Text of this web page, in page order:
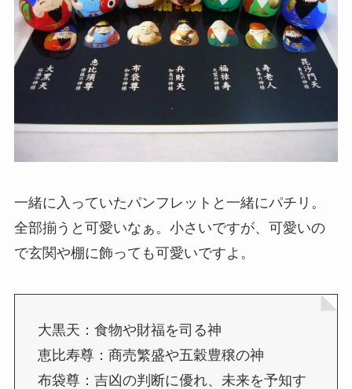
一緒に入っていたパンフレットと一緒にパチリ。
全部揃うと可愛いなぁ。小さいですが、可愛いの
で玄関や棚に飾っても可愛いですよ。
大黒天：食物や財福を司る神
恵比寿尊：商売繁盛や五穀豊穣の神
布袋尊：吉凶の判断に優れ、未来を予知す